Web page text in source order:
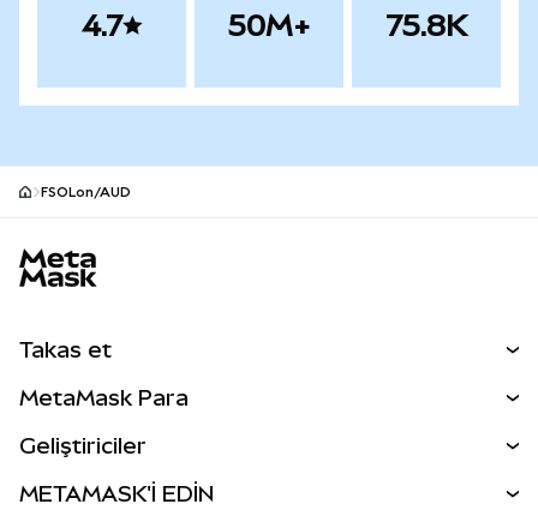
4.7 50M+ 75.8K
FSOLon/AUD
Takas et
Perps
RWA'lar
MetaMask Para
Geliştiriciler
METAMASK'İ EDİN